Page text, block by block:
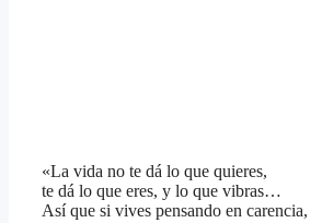
«La vida no te dá lo que quieres,
te dá lo que eres, y lo que vibras…
Así que si vives pensando en carencia,